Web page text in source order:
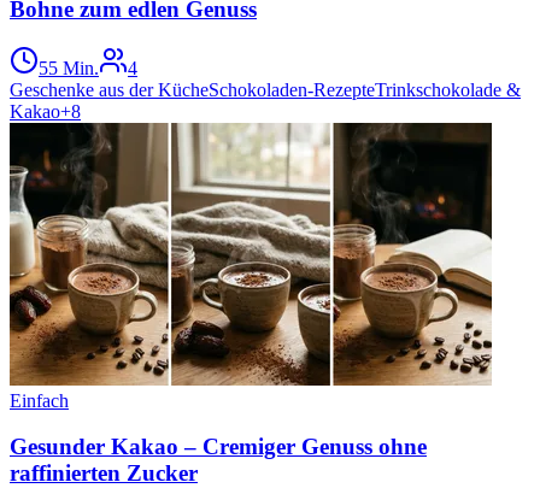
Bohne zum edlen Genuss
55 Min.
4
Geschenke aus der KücheSchokoladen-RezepteTrinkschokolade &
Kakao+8
Einfach
Gesunder Kakao – Cremiger Genuss ohne
raffinierten Zucker